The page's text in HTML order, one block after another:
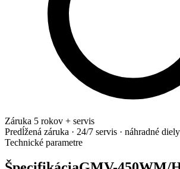
Záruka 5 rokov + servis
Predĺžená záruka · 24/7 servis · náhradné
Technické parametre